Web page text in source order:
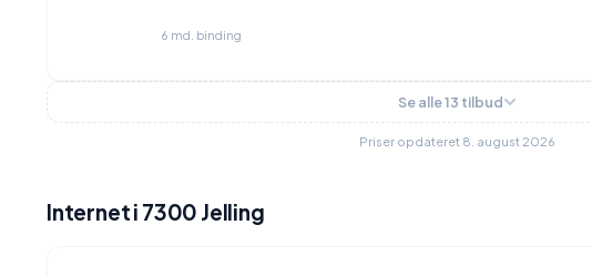
6 md. binding
Se alle 13 tilbud
Priser opdateret 8. august 2026
Internet i 7300 Jelling